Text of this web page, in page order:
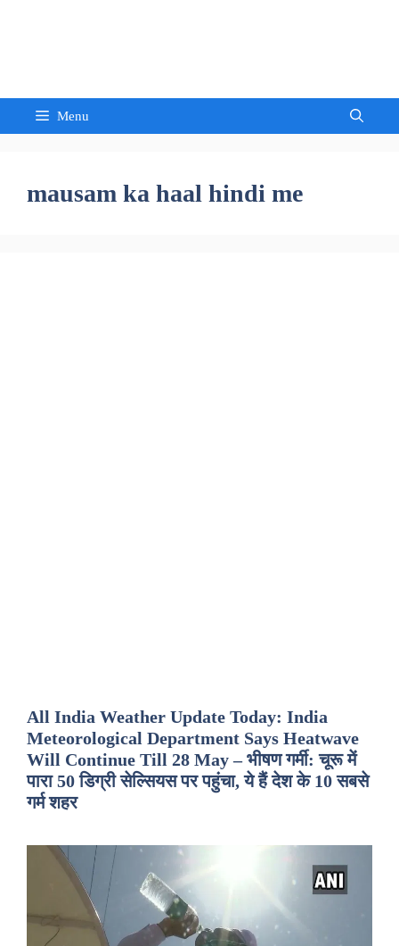
Menu
mausam ka haal hindi me
All India Weather Update Today: India
Meteorological Department Says Heatwave
Will Continue Till 28 May – भीषण गर्मी: चूरू में
पारा 50 डिग्री सेल्सियस पर पहुंचा, ये हैं देश के 10 सबसे
गर्म शहर